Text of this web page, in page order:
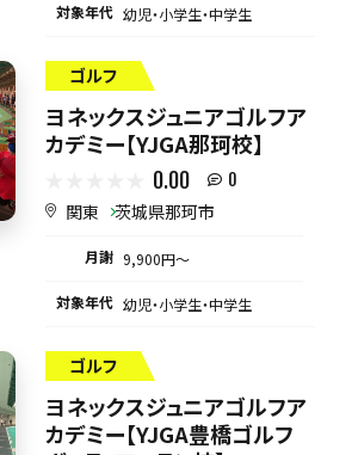
対象年代 幼児・小学生・中学生
ゴルフ
ヨネックスジュニアゴルフア
カデミー【YJGA那珂校】
0.00 0
関東 茨城県那珂市
月謝 9,900円〜
対象年代 幼児・小学生・中学生
ゴルフ
ヨネックスジュニアゴルフア
カデミー【YJGA豊橋ゴルフ